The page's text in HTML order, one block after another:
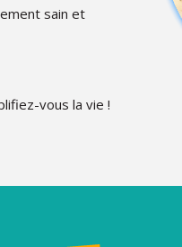
sain et
vous la vie !